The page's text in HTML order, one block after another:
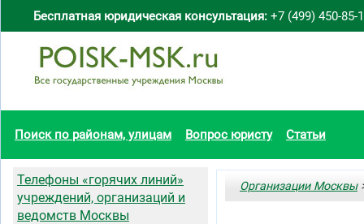
Бесплатная юридическая консультация: +7 (499) 450-85-
Поиск по районам, улицам Вопрос юристу Статьи
Организации Москвы
Телефоны «горячих линий»
учреждений, организаций и
ведомств Москвы